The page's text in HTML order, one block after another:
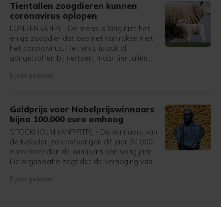
Tientallen zoogdieren kunnen
coronavirus oplopen
LONDEN (ANP) - De mens is lang niet het
enige zoogdier dat besmet kan raken met
het coronavirus. Het virus is ook al
aangetroffen bij nertsen, maar tientallen
Dat kan een gevaar zijn, want het virus kan
nieuwe golf begint.
5 jaar geleden
Geldprijs voor Nobelprijswinnaars
bijna 100.000 euro omhoog
STOCKHOLM (ANP/RTR) - De winnaars van
de Nobelprijzen ontvangen dit jaar 94.000
euro meer dan de winnaars van vorig jaar.
De organisatie zegt dat de verhoging van
financiële situatie van de Nobel Foundation.
5 jaar geleden